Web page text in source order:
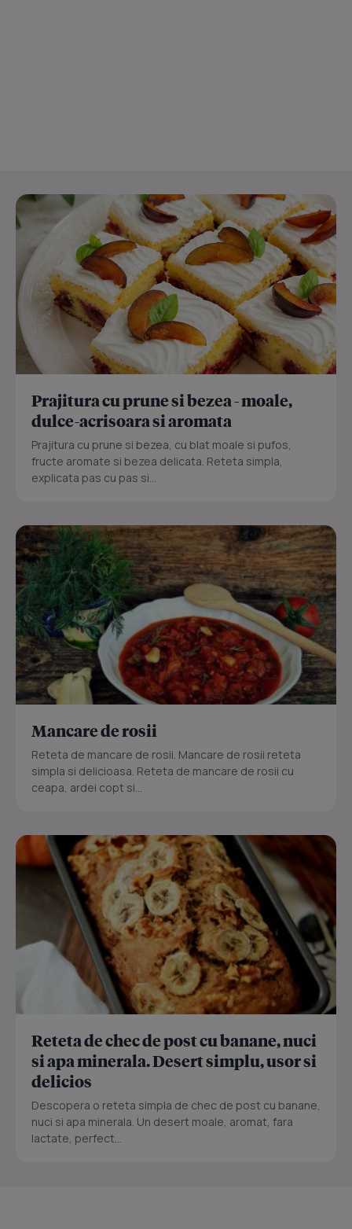
Prajitura cu prune si bezea - moale,
dulce-acrisoara si aromata
Prajitura cu prune si bezea, cu blat moale si pufos,
fructe aromate si bezea delicata. Reteta simpla,
explicata pas cu pas si...
Mancare de rosii
Reteta de mancare de rosii. Mancare de rosii reteta
simpla si delicioasa. Reteta de mancare de rosii cu
ceapa, ardei copt si...
Reteta de chec de post cu banane, nuci
si apa minerala. Desert simplu, usor si
delicios
Descopera o reteta simpla de chec de post cu banane,
nuci si apa minerala. Un desert moale, aromat, fara
lactate, perfect...